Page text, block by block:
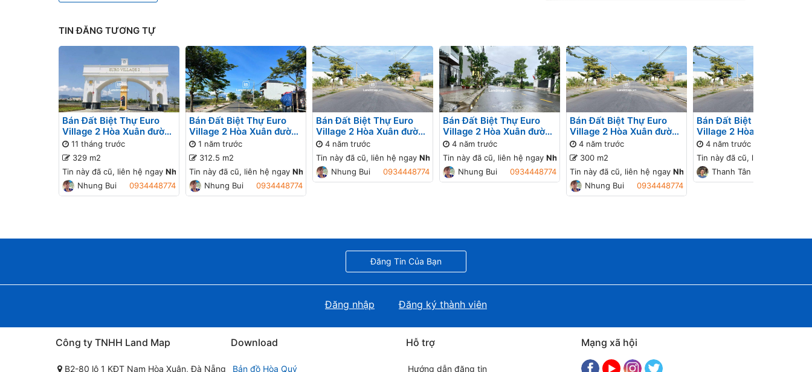
TIN ĐĂNG TƯƠNG TỰ
Bán Đất Biệt Thự Euro
Village 2 Hòa Xuân đường
Nguyễn Văn Thông B2-11
lô 1x - Đường thông, Gần
sông Cẩm Lệ
11 tháng trước
329 m2
Tin này đã cũ, liên hệ ngay Nhung Buiđể cập nhật giá mới!
Nhung Bui
0934448774
Bán Đất Biệt Thự Euro
Village 2 Hòa Xuân đường
Nguyễn Văn Thông B2-11
lô x - Đường thông, Gần
sông Cẩm Lệ
1 năm trước
312.5 m2
Tin này đã cũ, liên hệ ngay Nhung Buiđể cập nhật giá mới!
Nhung Bui
0934448774
Bán Đất Biệt Thự Euro
Village 2 Hòa Xuân đường
7.5m B2-8 lô 2x
4 năm trước
Tin này đã cũ, liên hệ ngay Nhung Buiđể cập nhật giá mới!
Nhung Bui
0934448774
Bán Đất Biệt Thự Euro
Village 2 Hòa Xuân đường
Nguyễn Văn Thông B2-8
lô 8x - ,
4 năm trước
Tin này đã cũ, liên hệ ngay Nhung Buiđể cập nhật giá mới!
Nhung Bui
0934448774
Bán Đất Biệt Thự Euro
Village 2 Hòa Xuân đường
7.5m B2-17 lô x
4 năm trước
300 m2
Tin này đã cũ, liên hệ ngay Nhung Buiđể cập nhật giá mới!
Nhung Bui
0934448774
Bán Đất Biệt Thự Euro
Village 2 Hòa Xuân đường
7.5m B2-8 lô 4x
4 năm trước
Tin này đã cũ, liên hệ ngay
Thanh Tân
Đăng Tin Của Bạn
Đăng nhập Đăng ký thành viên
Công ty TNHH Land Map
B2-80 lô 1 KĐT Nam Hòa Xuân, Đà Nẵng
Download
Bản đồ Hòa Quý
Hỗ trợ
Hướng dẫn đăng tin
Mạng xã hội